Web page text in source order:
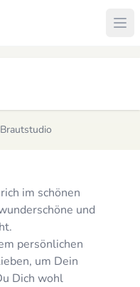
im schönen
und
persönlichen
um Dein
Dich wohl